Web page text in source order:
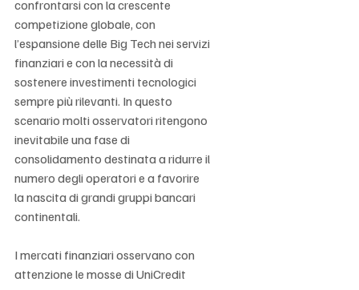
confrontarsi con la crescente
competizione globale, con
l’espansione delle Big Tech nei servizi
finanziari e con la necessità di
sostenere investimenti tecnologici
sempre più rilevanti. In questo
scenario molti osservatori ritengono
inevitabile una fase di
consolidamento destinata a ridurre il
numero degli operatori e a favorire
la nascita di grandi gruppi bancari
continentali.
I mercati finanziari osservano con
attenzione le mosse di UniCredit